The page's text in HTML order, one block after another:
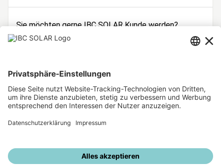
Sie möchten gerne IBC SOLAR Kunde werden?
Dann registrieren Sie sich jetzt!
Unsere weiteren Angebote
IBC SOLAR Webseite